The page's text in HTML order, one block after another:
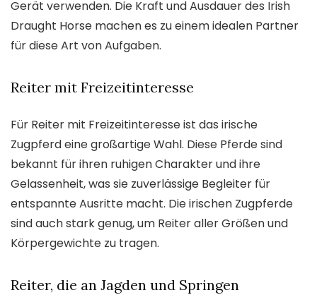
Gerät verwenden. Die Kraft und Ausdauer des Irish
Draught Horse machen es zu einem idealen Partner
für diese Art von Aufgaben.
Reiter mit Freizeitinteresse
Für Reiter mit Freizeitinteresse ist das irische
Zugpferd eine großartige Wahl. Diese Pferde sind
bekannt für ihren ruhigen Charakter und ihre
Gelassenheit, was sie zuverlässige Begleiter für
entspannte Ausritte macht. Die irischen Zugpferde
sind auch stark genug, um Reiter aller Größen und
Körpergewichte zu tragen.
Reiter, die an Jagden und Springen